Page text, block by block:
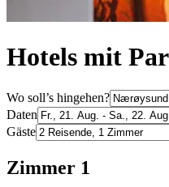
Hotels mit
Wo soll’s hingehen?
Daten
Gäste
Zimmer 1